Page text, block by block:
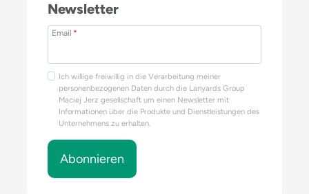
Newsletter
Email *
Ich willige freiwillig in die Verarbeitung meiner
personenbezogenen Daten durch die Lanyards Group
Maciej Jerz gesellschaft um einen Newsletter mit
Informationen über die Produkte und Dienstleistungen des
Unternehmens zu erhalten.
Abonnieren